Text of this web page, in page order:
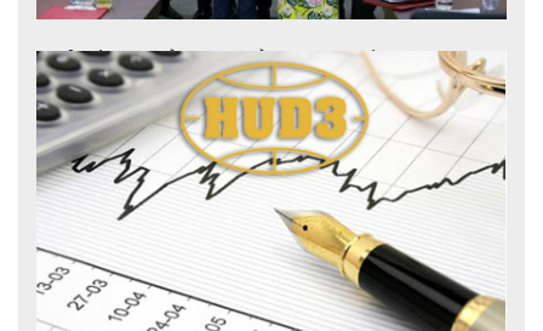
Lễ kết nạp Đảng viên của Chi bộ Khối DA-KD;
Chi...
2018-04-11
Sinh thời Chủ tịch Hồ Chí Minh đã khẳng định: “Vấn...